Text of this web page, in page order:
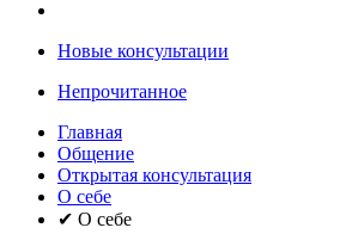
Новые консультации
Непрочитанное
Главная
Общение
Открытая консультация
О себе
✔ О себе